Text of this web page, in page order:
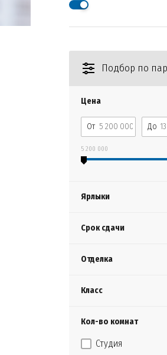
Цена
От До
5 200 000
Ярлыки
Срок сдачи
Отделка
Класс
Кол-во комнат
Студия